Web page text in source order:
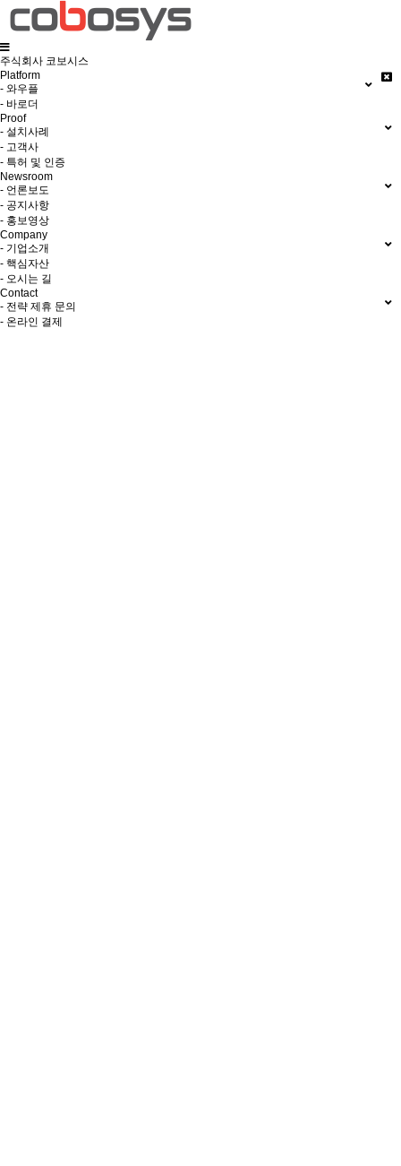
주식회사 코보시스
Platform
- 와우플
- 바로더
Proof
- 설치사례
- 고객사
- 특허 및 인증
Newsroom
- 언론보도
- 공지사항
- 홍보영상
Company
- 기업소개
- 핵심자산
- 오시는 길
Contact
- 전략 제휴 문의
- 온라인 결제